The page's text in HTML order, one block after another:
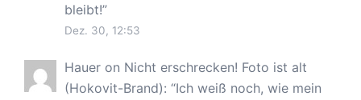
bleibt!”
Dez. 30, 12:53
Hauer on Nicht erschrecken! Foto ist alt
(Hokovit-Brand): “Ich weiß noch, wie mein